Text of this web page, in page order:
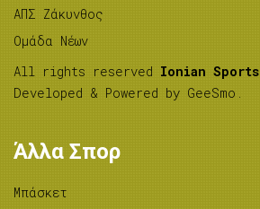
ΑΠΣ Ζάκυνθος
Ομάδα Νέων
All rights reserved Ionian Sports
Developed & Powered by GeeSmo .
Άλλα Σπορ
Μπάσκετ